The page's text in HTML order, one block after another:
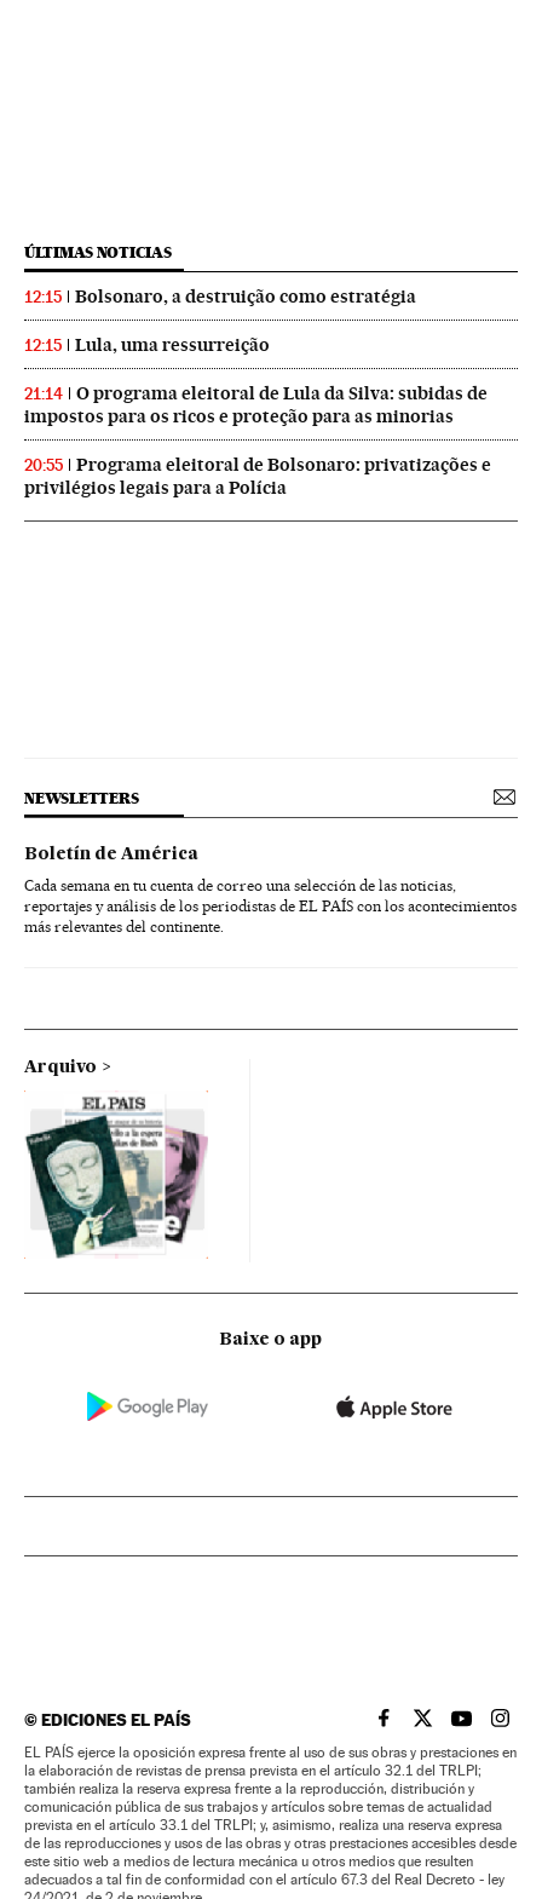
ÚLTIMAS NOTICIAS
12:15 Bolsonaro, a destruição como estratégia
12:15 Lula, uma ressurreição
21:14
O programa eleitoral de Lula da Silva: subidas de
impostos para os ricos e proteção para as minorias
20:55
Programa eleitoral de Bolsonaro: privatizações e
privilégios legais para a Polícia
NEWSLETTERS
Boletín de América
Cada semana en tu cuenta de correo una selección de las noticias,
reportajes y análisis de los periodistas de EL PAÍS con los acontecimientos
más relevantes del continente.
Arquivo
Baixe o app
©EDICIONES EL PAÍS EL PAÍS BRASIL EN
EL PAÍSEL PAÍS
EL
EL PAÍS ejerce la oposición expresa frente al uso de sus obras y prestaciones en
la elaboración de revistas de prensa prevista en el artículo 32.1 del TRLPI;
también realiza la reserva expresa frente a la reproducción, distribución y
comunicación pública de sus trabajos y artículos sobre temas de actualidad
prevista en el artículo 33.1 del TRLPI; y, asimismo, realiza una reserva expresa
de las reproducciones y usos de las obras y otras prestaciones accesibles desde
este sitio web a medios de lectura mecánica u otros medios que resulten
adecuados a tal fin de conformidad con el artículo 67.3 del Real Decreto - ley